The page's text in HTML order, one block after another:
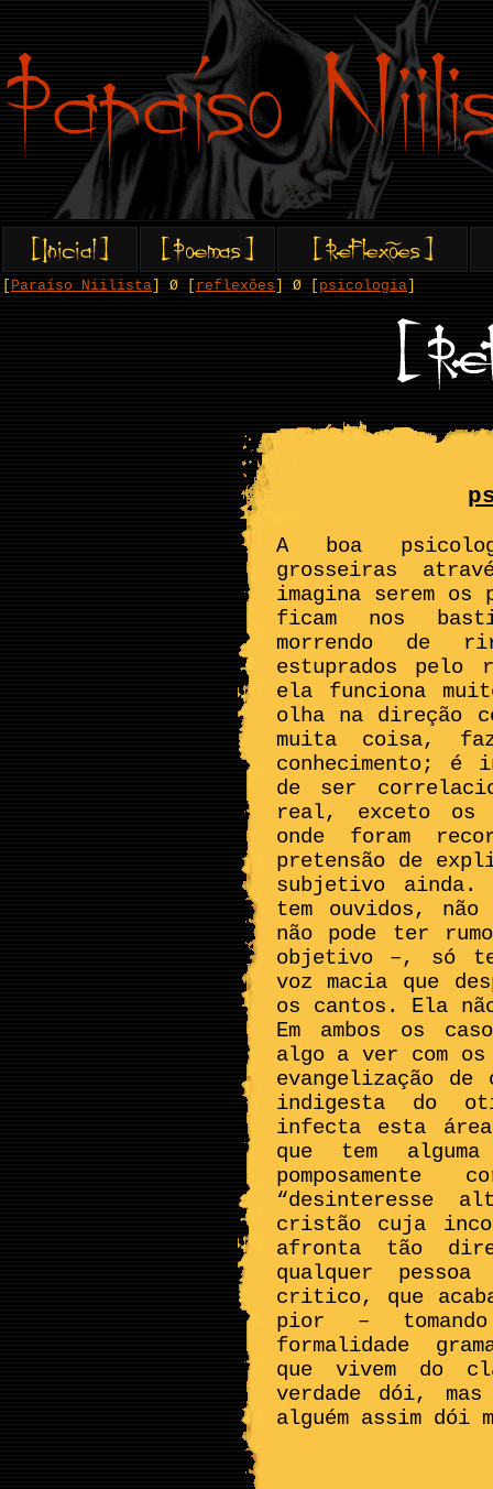
Paraíso Niilista ] Ø [ reflexões ] Ø [ psicologia
A boa
grosseiras
imagina serem os
ficam nos
morrendo de
estuprados pelo
ela funciona
olha na direção
muita coisa,
conhecimento;
de ser
real, exceto os
onde foram
pretensão de
subjetivo ainda.
tem ouvidos,
não pode ter
objetivo –, só
voz macia que
os cantos. Ela
Em ambos os
algo a ver com
evangelização
indigesta do
infecta esta
que tem
“desinteresse
cristão cuja
afronta tão
qualquer
critico, que
pior –
formalidade
que vivem do
verdade dói,
alguém assim dói